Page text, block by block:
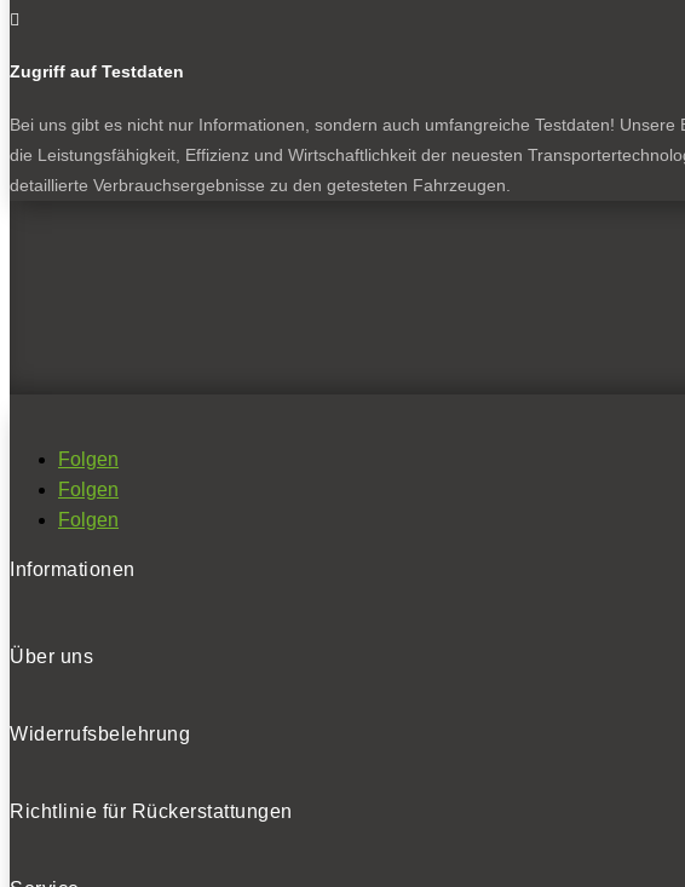

Zugriff auf Testdaten
Bei uns gibt es nicht nur Informationen, sondern auch umfangreiche Testdaten!
die Leistungsfähigkeit, Effizienz und Wirtschaftlichkeit der neuesten
detaillierte Verbrauchsergebnisse zu den getesteten Fahrzeugen.
Folgen
Folgen
Folgen
Informationen
Über uns
Widerrufsbelehrung
Richtlinie für Rückerstattungen